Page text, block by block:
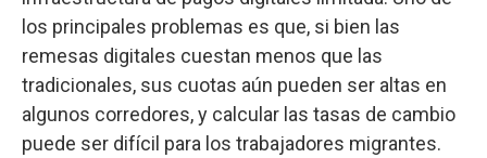
los principales problemas es que, si bien las
remesas digitales cuestan menos que las
tradicionales, sus cuotas aún pueden ser altas en
algunos corredores, y calcular las tasas de cambio
puede ser difícil para los trabajadores migrantes.